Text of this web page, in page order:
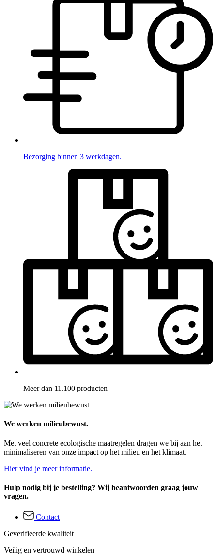
Bezorging binnen 3 werkdagen.
Meer dan 11.100 producten
We werken milieubewust.
Met veel concrete ecologische maatregelen dragen we bij aan het
minimaliseren van onze impact op het milieu en het klimaat.
Hier vind je meer informatie.
Hulp nodig bij je bestelling? Wij beantwoorden graag jouw
vragen.
Contact
Geverifieerde kwaliteit
Veilig en vertrouwd winkelen